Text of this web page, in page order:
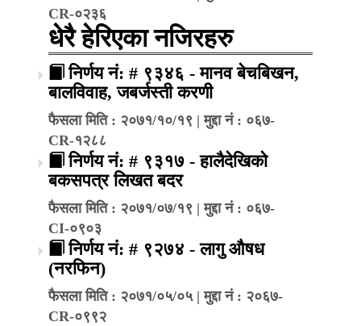
CR-०२३६
धेरै हेरिएका नजिरहरु
निर्णय नं: # ९३४६ - मानव बेचबिखन,
बालविवाह, जबर्जस्ती करणी
फैसला मिति : २०७१/१०/१९ | मुद्दा नं : ०६७-
CR-१२८८
निर्णय नं: # ९३१७ - हालैदेखिको
बकसपत्र लिखत बदर
फैसला मिति : २०७१/०७/१९ | मुद्दा नं : ०६७-
CI-०९०३
निर्णय नं: # ९२७४ - लागु औषध
(नरफिन)
फैसला मिति : २०७१/०५/०५ | मुद्दा नं : २०६७-
CR-०९९२